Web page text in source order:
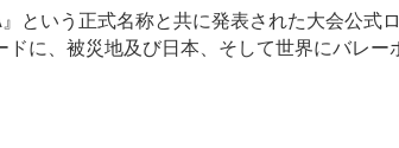
という正式名称と共に発表された大会公式
に、被災地及び日本、そして世界にバレー